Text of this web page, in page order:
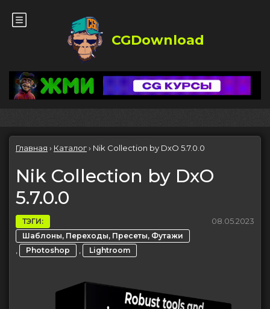
CGDownload
Главная › Каталог› Nik Collection by DxO 5.7.0.0
Nik Collection by DxO
5.7.0.0
ТЭГИ:
Шаблоны, Переходы, Пресеты, Футажи
, Photoshop , Lightroom
08.05.2023